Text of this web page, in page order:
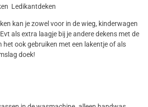
Ledikantdeken
kan je zowel voor in de wieg, kinderwagen
als extra laagje bij je andere dekens met de
het ook gebruiken met een lakentje of als
doek!